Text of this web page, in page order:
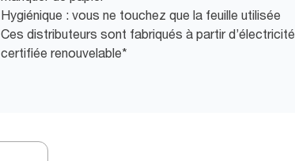
Hygiénique : vous ne touchez que la feuille utilisée
Ces distributeurs sont fabriqués à partir d’électricité
certifiée renouvelable*